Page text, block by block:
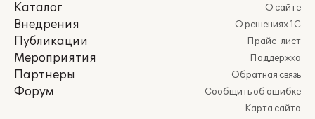
Каталог
Внедрения
Публикации
Мероприятия
Партнеры
Форум
О сайте
О решениях 1С
Прайс-лист
Поддержка
Обратная связь
Сообщить об ошибке
Карта сайта